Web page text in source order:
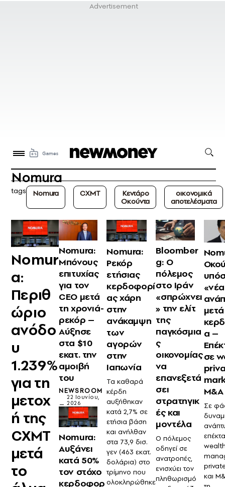
Nomura
tags Nomura CXMT
Κεντάρο
Οκούντα
οικονομικά
αποτελέσματα
Nomur
a:
Περιθ
ώριο
ανόδο
υ
1.239%
για τη
μετοχ
ή της
CXMT
μετά
το
Nomura:
Μπόνους
επιτυχίας
για τον
CEO μετά
τη χρονιά-
ρεκόρ –
Αύξησε
στα $10
εκατ. την
αμοιβή
του
NEWSROOM
22 Ιουνίου,
2026
Nomura:
Αυξάνει
κατά 50%
τον στόχο
κερδοφορ
Nomura:
Ρεκόρ
ετήσιας
κερδοφορί
ας χάρη
στην
ανάκαμψη
των
αγορών
στην
Ιαπωνία
Τα καθαρά
κέρδη
αυξήθηκαν
κατά 2,7% σε
ετήσια βάση
και ανήλθαν
στα 73,9 δισ.
γεν (463 εκατ.
δολάρια) στο
τρίμηνο που
ολοκληρώθηκε
Bloomber
g: Ο
πόλεμος
στο Ιράν
«σπρώχνει
» την ελίτ
της
παγκόσμια
ς
οικονομίας
να
επανεξετά
σει
στρατηγικ
ές και
μοντέλα
Ο πόλεμος
οδηγεί σε
ανατροπές,
ενισχύει τον
πληθωρισμό
α –
σε
M&A
Σε
και